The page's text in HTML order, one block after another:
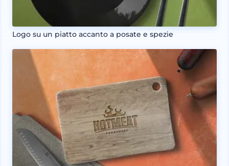
Logo su un piatto accanto a posate e spezie